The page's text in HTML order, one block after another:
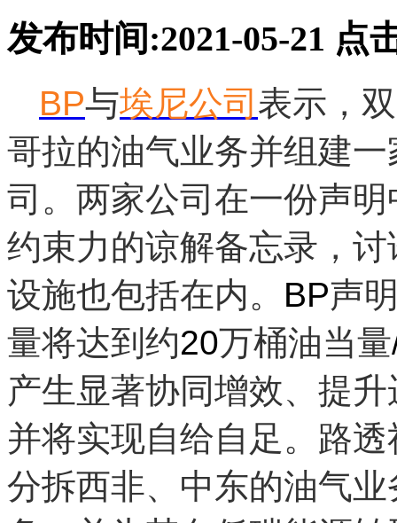
发布时间:2021-05-21 点
BP与埃尼公司 表示，
哥拉的油气业务并组建
司。 两家公司在一份声
约束力的谅解备忘录，
设施也包括在内。 BP声
量将达到约20万桶油当量
产生显著协同增效、提
并将实现自给自足。 路
分拆西非、中东的油气